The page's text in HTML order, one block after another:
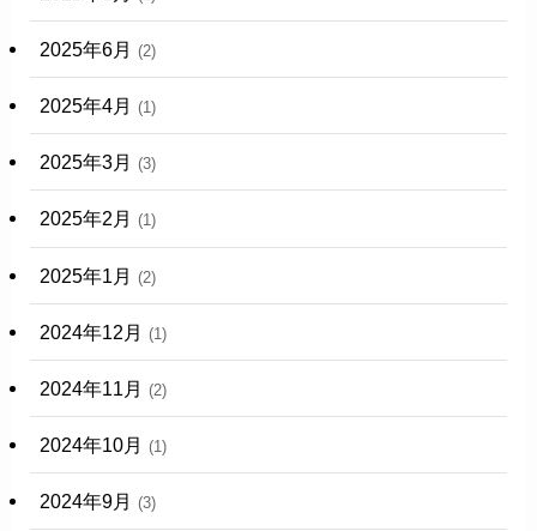
2025年6月 (2)
2025年4月 (1)
2025年3月 (3)
2025年2月 (1)
2025年1月 (2)
2024年12月 (1)
2024年11月 (2)
2024年10月 (1)
2024年9月 (3)